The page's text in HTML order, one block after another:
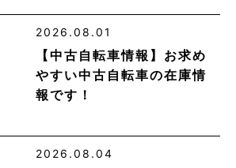
2026.08.01
【中古自転車情報】お求め
やすい中古自転車の在庫情
報です！
2026.08.04